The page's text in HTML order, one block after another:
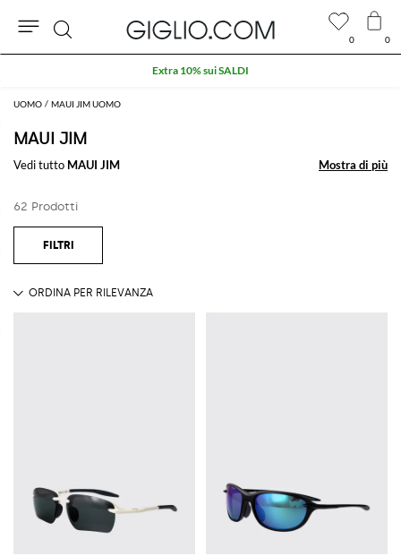
UOMO MAUI JIM UOMO
MAUI JIM
Vedi tutto MAUI JIM Mostra di più
Mostra di più
62 Prodotti
0 0
Cerca
Extra 10% sui SALDI